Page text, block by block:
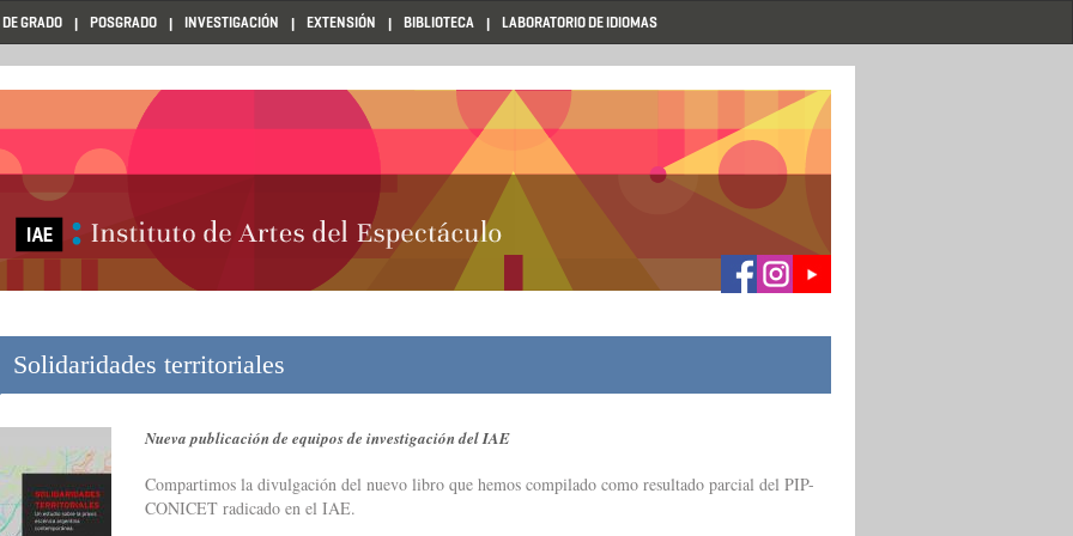
GRADO POSGRADO INVESTIGACIÓN EXTENSIÓN BIBLIOTECA LABORATORIO DE IDIOMAS
Solidaridades territoriales
Nueva publicación de equipos de investigación del IAE
Compartimos la divulgación del nuevo libro que hemos compilado como resultado parcial del PIP-
CONICET radicado en el IAE.